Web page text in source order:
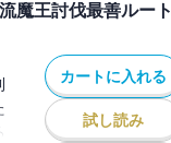
魔王討伐最善ルート
カートに入れる
試し読み